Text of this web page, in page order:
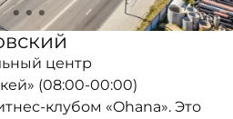
центр
(08:00-00:00)
клубом «Ohana». Это